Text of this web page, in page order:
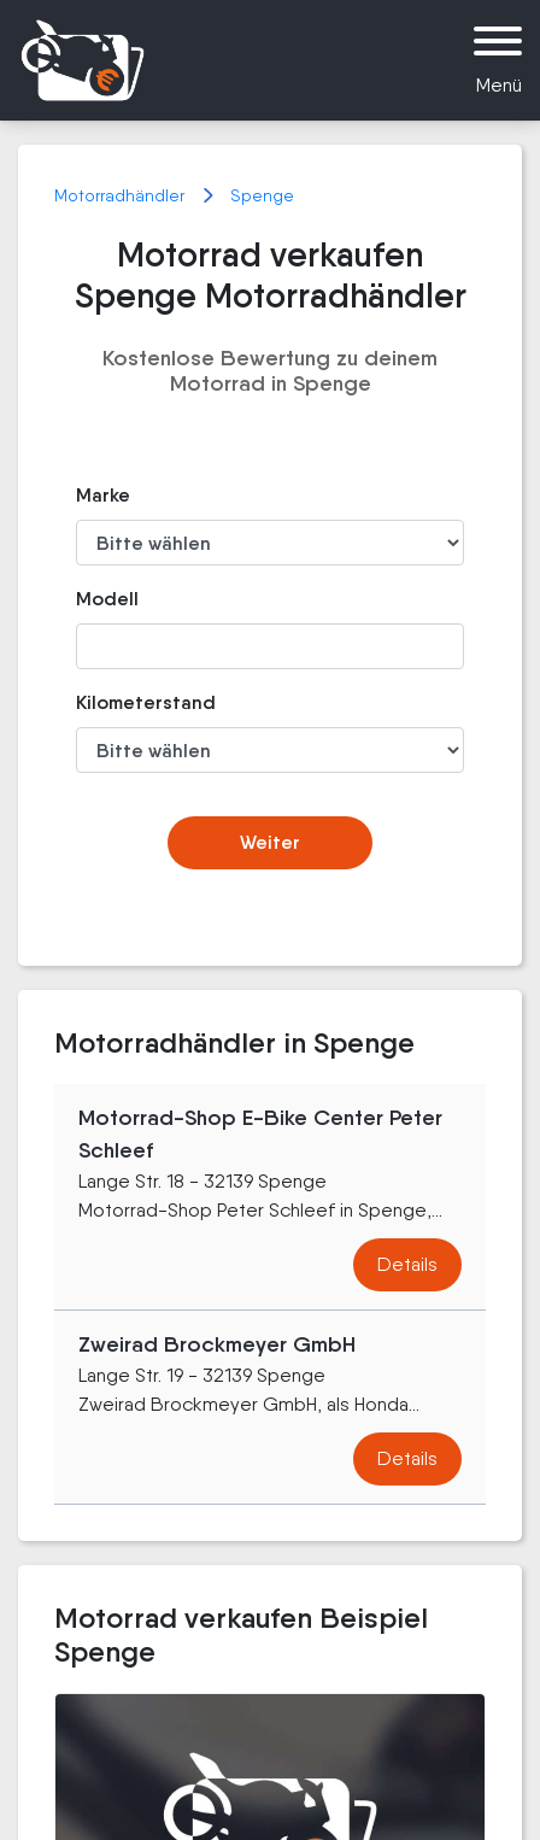
Menü
Motorradhändler Spenge
Motorrad verkaufen
Spenge Motorradhändler
Kostenlose Bewertung zu deinem
Motorrad in Spenge
Marke
Modell
Kilometerstand
Weiter
Motorradhändler in Spenge
Motorrad-Shop E-Bike Center Peter
Schleef
Lange Str. 18 - 32139 Spenge
Motorrad-Shop Peter Schleef in Spenge,...
Details
Zweirad Brockmeyer GmbH
Lange Str. 19 - 32139 Spenge
Zweirad Brockmeyer GmbH, als Honda...
Details
Motorrad verkaufen Beispiel
Spenge